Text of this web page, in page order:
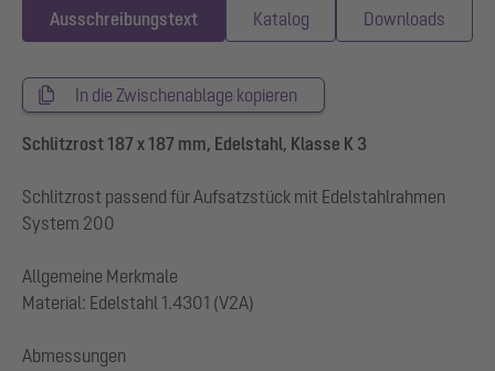
Ausschreibungstext Katalog Downloads
In die Zwischenablage kopieren
Schlitzrost 187 x 187 mm, Edelstahl, Klasse K 3
Schlitzrost passend für Aufsatzstück mit Edelstahlrahmen
System 200
Allgemeine Merkmale
Material: Edelstahl 1.4301 (V2A)
Abmessungen